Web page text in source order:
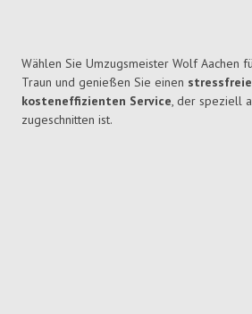
Wählen Sie Umzugsmeister Wolf Aachen
Traun und genießen Sie einen
kosteneffizienten Service, der speziell
zugeschnitten ist.